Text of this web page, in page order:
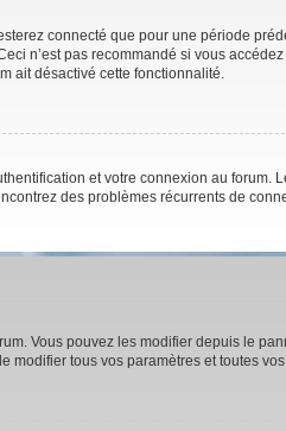
connecté que pour une période
n’est pas recommandé si vous
ait désactivé cette fonctionnalité.
et votre connexion au forum.
des problèmes récurrents de
Vous pouvez les modifier depuis le
modifier tous vos paramètres et toutes